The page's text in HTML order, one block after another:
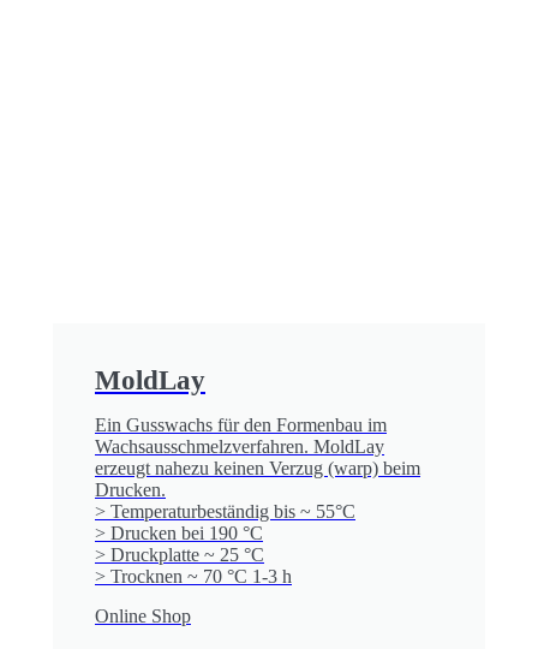
MoldLay
Ein Gusswachs für den Formenbau im
Wachs­aus­schmelz­verfahren. MoldLay
erzeugt nahezu keinen Verzug (warp) beim
Drucken.
> Temperaturbeständig bis ~ 55°C
> Drucken bei 190 °C
> Druckplatte ~ 25 °C
> Trocknen ~ 70 °C 1-3 h
Online Shop